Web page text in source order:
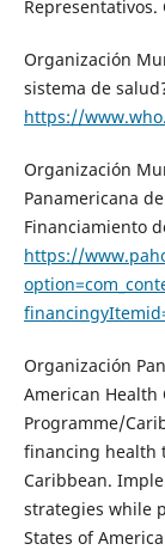
Organización
sistema de
https://
Organización
Panamericana
Financiamiento
https://
Organización
American
Programme/
financing health
Caribbean.
strategies while
States of